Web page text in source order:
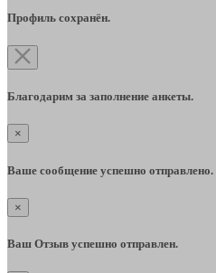
Профиль сохранён.
Благодарим за заполнение анкеты.
×
Ваше сообщение успешно отправлено.
×
Ваш Отзыв успешно отправлен.